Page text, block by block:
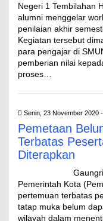
Negeri 1 Tembilahan
alumni menggelar
penilaian akhir
Kegiatan tersebut
para pengajar di
pemberian nilai
proses…
Senin, 23 November 2020
Pemetaan
Terbatas
Diterapkan
Pemerintah Kota
pertemuan terbatas
tatap muka belum
wilayah dalam